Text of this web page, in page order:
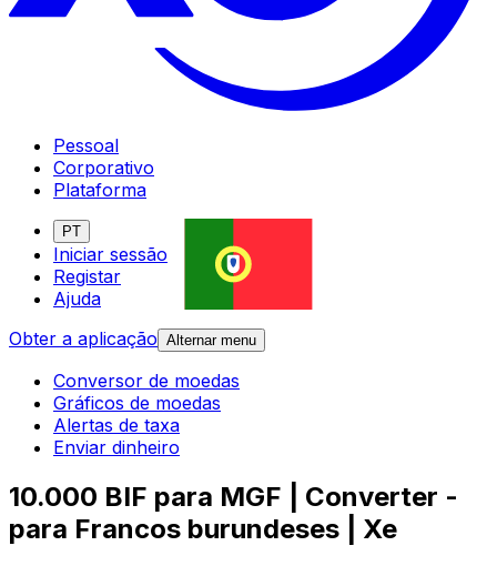
Pessoal
Corporativo
Plataforma
PT
Iniciar sessão
Registar
Ajuda
Obter a aplicação Alternar menu
Conversor de moedas
Gráficos de moedas
Alertas de taxa
Enviar dinheiro
10.000 BIF para MGF | Converter -
para Francos burundeses | Xe